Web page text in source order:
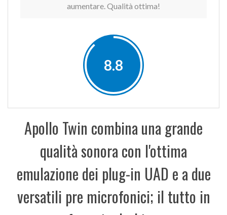
aumentare. Qualità ottima!
8.8
Apollo Twin combina una grande
qualità sonora con l'ottima
emulazione dei plug-in UAD e a due
versatili pre microfonici; il tutto in